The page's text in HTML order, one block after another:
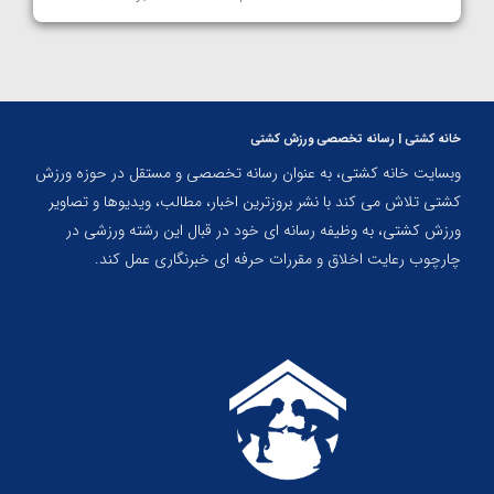
خانه کشتی | رسانه تخصصی ورزش کشتی
وبسایت خانه کشتی، به عنوان رسانه تخصصی و مستقل در حوزه ورزش
کشتی تلاش می کند با نشر بروزترین اخبار، مطالب، ویدیوها و تصاویر
ورزش کشتی، به وظیفه رسانه ای خود در قبال این رشته ورزشی در
چارچوب رعایت اخلاق و مقررات حرفه ای خبرنگاری عمل کند.